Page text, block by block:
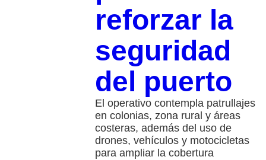
reforzar la
seguridad
del puerto
El operativo contempla patrullajes
en colonias, zona rural y áreas
costeras, además del uso de
drones, vehículos y motocicletas
para ampliar la cobertura